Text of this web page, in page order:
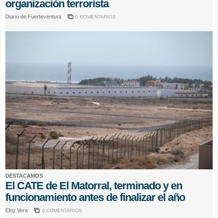
organización terrorista
Diario de Fuerteventura 0 COMENTARIOS
DESTACAMOS
El CATE de El Matorral, terminado y en
funcionamiento antes de finalizar el año
Eloy Vera 0 COMENTARIOS